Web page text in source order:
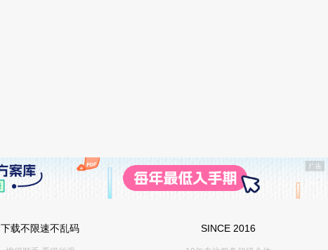
下载不限速不乱码 SINCE 2016